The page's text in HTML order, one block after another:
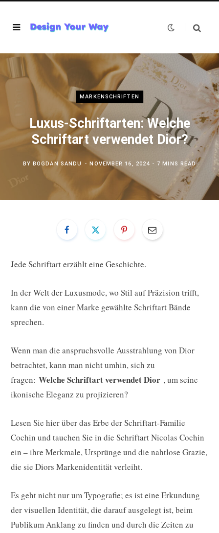
MARKENSCHRIFTEN
Luxus-Schriftarten: Welche
Schriftart verwendet Dior?
BYBOGDAN SANDU NOVEMBER 16, 2024 7 MINS READ
Jede Schriftart erzählt eine Geschichte.
In der Welt der Luxusmode, wo Stil auf Präzision trifft,
kann die von einer Marke gewählte Schriftart Bände
sprechen.
Wenn man die anspruchsvolle Ausstrahlung von Dior
betrachtet, kann man nicht umhin, sich zu
fragen: Welche Schriftart verwendet Dior , um seine
ikonische Eleganz zu projizieren?
Lesen Sie hier über das Erbe der Schriftart-Familie
Cochin und tauchen Sie in die Schriftart Nicolas Cochin
ein – ihre Merkmale, Ursprünge und die nahtlose Grazie,
die sie Diors Markenidentität verleiht.
Es geht nicht nur um Typografie; es ist eine Erkundung
der visuellen Identität, die darauf ausgelegt ist, beim
Publikum Anklang zu finden und durch die Zeiten zu